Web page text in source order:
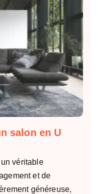
salon en U
véritable
et de
généreuse,